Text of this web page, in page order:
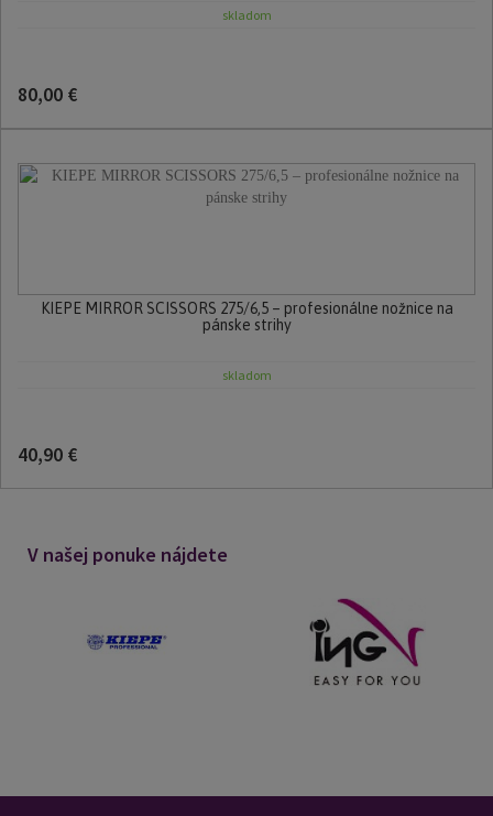
skladom
80,00 €
KIEPE MIRROR SCISSORS 275/6,5 – profesionálne nožnice na
pánske strihy
skladom
40,90 €
V našej ponuke nájdete